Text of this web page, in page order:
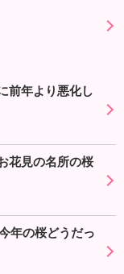
前年より悪化し
花見の名所の桜
年の桜どうだっ